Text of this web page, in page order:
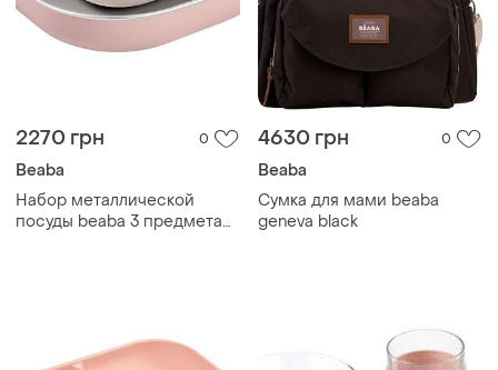
2270 грн 0
Beaba
Набор металлической
посуды beaba 3 предмета
4630 грн 0
Beaba
Сумка для мами beaba
geneva black